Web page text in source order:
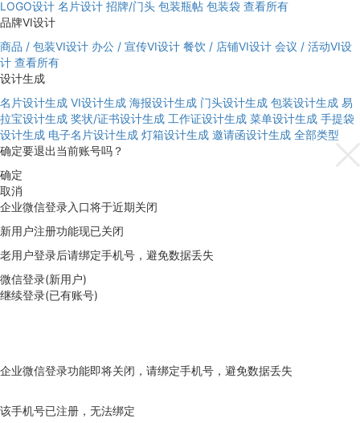
LOGO设计 名片设计 招牌/门头 包装瓶帖 包装袋 查看所有
品牌VI设计
商品 / 包装VI设计 办公 / 宣传VI设计 餐饮 / 店铺VI设计 会议 / 活动VI设
计 查看所有
设计生成
名片设计生成 VI设计生成 海报设计生成 门头设计生成 包装设计生成 易
拉宝设计生成 奖状/证书设计生成 工作证设计生成 菜单设计生成 手提袋
设计生成 电子名片设计生成 灯箱设计生成 邀请函设计生成 全部类型
确定要退出当前账号吗？
确定
取消
企业微信登录入口将于近期关闭
新用户注册功能现已关闭
老用户登录后请绑定手机号，避免数据丢失
微信登录(新用户)
继续登录(已有账号)
企业微信登录功能即将关闭，请绑定手机号，避免数据丢失
该手机号已注册，无法绑定